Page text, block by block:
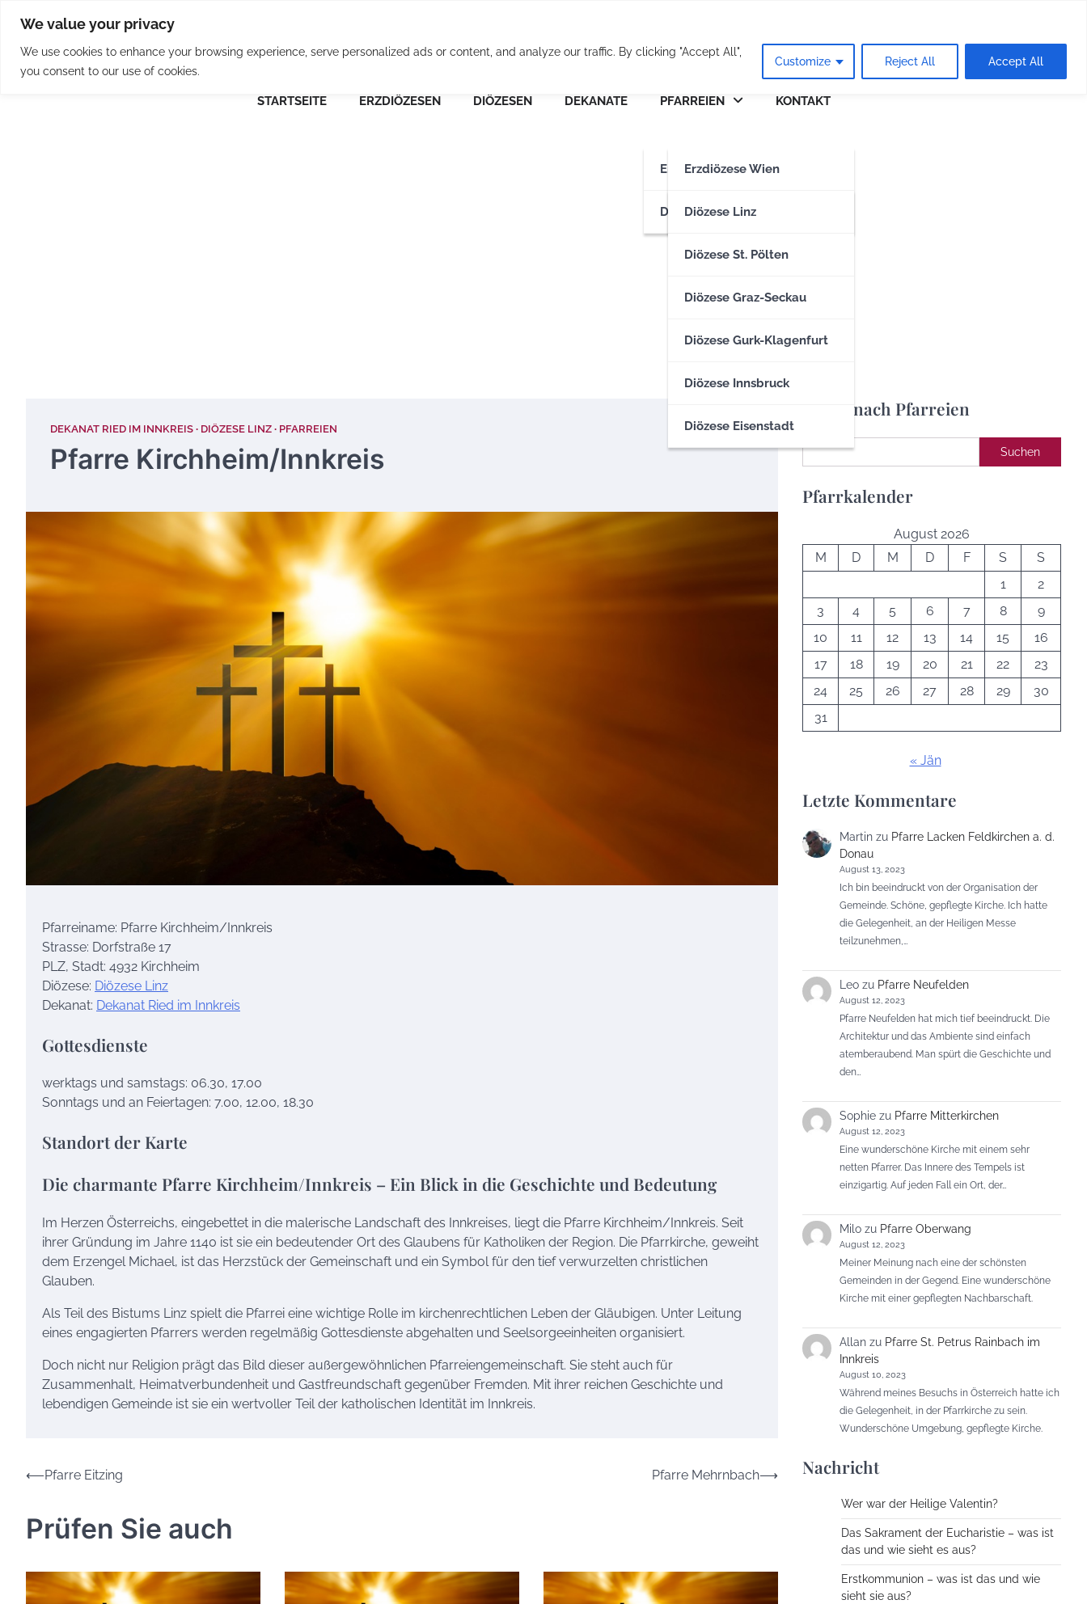
We value your privacy
We use cookies to enhance your browsing experience, serve personalized ads or content, and analyze our traffic. By clicking "Accept All",
you consent to our use of cookies.
Customize Reject All Accept All
content
Osterreichische Pfarreie
STARTSEITE ERZDIÖZESEN DIÖZESEN DEKANATE PFARREIEN
Erzdiözesen
Erzdiözese Wien
Erzdiözese Salzburg
DiözesenDiözese Linz
Diözese St. Pölten
Diözese Graz-Seckau
Diözese Gurk-Klagenfurt
Diözese Innsbruck
Diözese Eisenstadt
KONTAKT
DEKANAT RIED IM INNKREIS DIÖZESE LINZ PFARREIEN
Pfarre Kirchheim/Innkreis
Pfarreiname: Pfarre Kirchheim/Innkreis
Strasse: Dorfstraße 17
PLZ, Stadt: 4932 Kirchheim
Diözese: Diözese Linz
Dekanat: Dekanat Ried im Innkreis
Gottesdienste
werktags und samstags: 06.30, 17.00
Sonntags und an Feiertagen: 7.00, 12.00, 18.30
Standort der Karte
Die charmante Pfarre Kirchheim/Innkreis – Ein Blick in die Geschichte und Bedeutung
Im Herzen Österreichs, eingebettet in die malerische Landschaft des Innkreises, liegt die Pfarre Kirchheim/Innkreis. Seit
ihrer Gründung im Jahre 1140 ist sie ein bedeutender Ort des Glaubens für Katholiken der Region. Die Pfarrkirche, geweiht
dem Erzengel Michael, ist das Herzstück der Gemeinschaft und ein Symbol für den tief verwurzelten christlichen
Glauben.
Als Teil des Bistums Linz spielt die Pfarrei eine wichtige Rolle im kirchenrechtlichen Leben der Gläubigen. Unter Leitung
eines engagierten Pfarrers werden regelmäßig Gottesdienste abgehalten und Seelsorgeeinheiten organisiert.
Doch nicht nur Religion prägt das Bild dieser außergewöhnlichen Pfarreiengemeinschaft. Sie steht auch für
Zusammenhalt, Heimatverbundenheit und Gastfreundschaft gegenüber Fremden. Mit ihrer reichen Geschichte und
lebendigen Gemeinde ist sie ein wertvoller Teil der katholischen Identität im Innkreis.
Beitrags-
⟵Pfarre Eitzing Pfarre Mehrnbach⟶
Prüfen Sie auch
Suche nach Pfarreien
Suchen Suchen
Pfarrkalender
August 2026
M
D M D F S
S
1
2
3
4 5 6 7 8
9
10
11 12 13 14 15
16
17
18 19 20 21 22
23
24
25 26 27 28 29
30
31
« Jän
Letzte Kommentare
Martin zu Pfarre Lacken Feldkirchen a. d.
Donau
August 13, 2023
Ich bin beeindruckt von der Organisation der
Gemeinde. Schöne, gepflegte Kirche. Ich hatte
die Gelegenheit, an der Heiligen Messe
teilzunehmen,…
Leo zu Pfarre Neufelden
August 12, 2023
Pfarre Neufelden hat mich tief beeindruckt. Die
Architektur und das Ambiente sind einfach
atemberaubend. Man spürt die Geschichte und
den…
Sophie zu Pfarre Mitterkirchen
August 12, 2023
Eine wunderschöne Kirche mit einem sehr
netten Pfarrer. Das Innere des Tempels ist
einzigartig. Auf jeden Fall ein Ort, der…
Milo zu Pfarre Oberwang
August 12, 2023
Meiner Meinung nach eine der schönsten
Gemeinden in der Gegend. Eine wunderschöne
Kirche mit einer gepflegten Nachbarschaft.
Allan zu Pfarre St. Petrus Rainbach im
Innkreis
August 10, 2023
Während meines Besuchs in Österreich hatte ich
die Gelegenheit, in der Pfarrkirche zu sein.
Wunderschöne Umgebung, gepflegte Kirche.
Nachricht
Wer war der Heilige Valentin?
Das Sakrament der Eucharistie – was ist
das und wie sieht es aus?
Erstkommunion – was ist das und wie
sieht sie aus?